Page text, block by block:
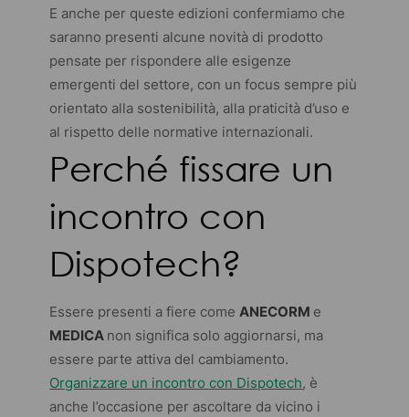
E anche per queste edizioni confermiamo che
saranno presenti alcune novità di prodotto
pensate per rispondere alle esigenze
emergenti del settore, con un focus sempre più
orientato alla sostenibilità, alla praticità d’uso e
al rispetto delle normative internazionali.
Perché fissare un
incontro con
Dispotech?
Essere presenti a fiere comeANECORM e
MEDICA non significa solo aggiornarsi, ma
essere parte attiva del cambiamento.
Organizzare un incontro con Dispotech, è
anche l’occasione per ascoltare da vicino i